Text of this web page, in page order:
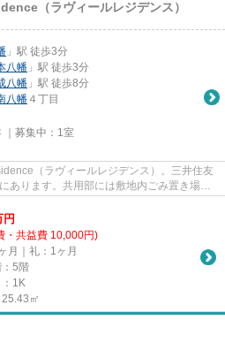
（ラヴィールレジデンス）
」駅 徒歩3分
八幡 」駅 徒歩3分
八幡 」駅 徒歩8分
八幡 ４丁目
募集中： 1室
（ラヴィールレジデンス）。三井住友
あります。共用部には敷地内ごみ置き場・
円
・共益費 10,000円)
月｜礼：1ヶ月
：5階
：1K
㎡